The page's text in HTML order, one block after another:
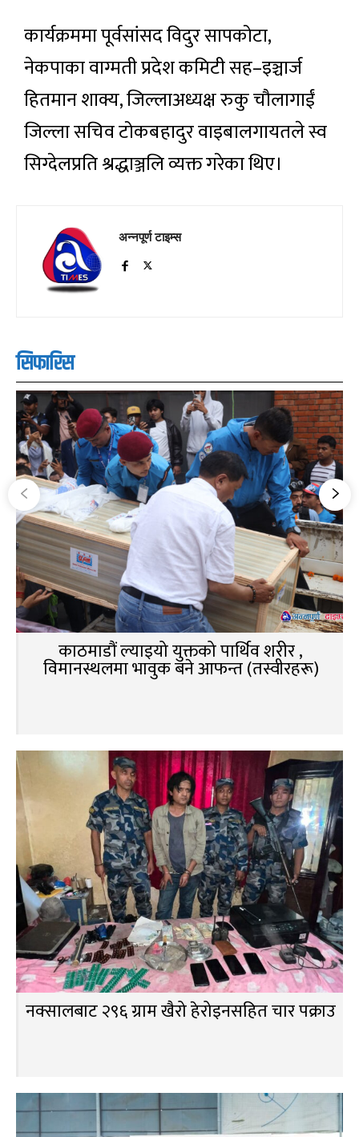
कार्यक्रममा पूर्वसांसद विदुर सापकोटा,
नेकपाका वाग्मती प्रदेश कमिटी सह–इञ्चार्ज
हितमान शाक्य, जिल्लाअध्यक्ष रुकु चौलागाईं
जिल्ला सचिव टोकबहादुर वाइबालगायतले स्व
सिग्देलप्रति श्रद्धाञ्जलि व्यक्त गरेका थिए।
अन्नपूर्ण टाइम्स
सिफारिस
काठमाडौं ल्याइयो युक्तको पार्थिव शरीर ,
विमानस्थलमा भावुक बने आफन्त (तस्वीरहरू)
नक्सालबाट २९६ ग्राम खैरो हेरोइनसहित चार पक्राउ